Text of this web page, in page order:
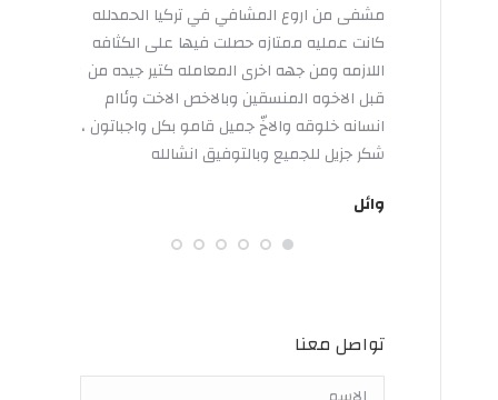
مشفى من اروع المشافي في تركيا الحمدلله
كانت عمليه ممتازه حصلت فيها على الكثافه
اللازمه ومن جهه اخرى المعامله كتير جيده من
قبل الاخوه المنسقين وبالاخص الاخت وئاام
انسانه خلوقه والاخّ جميل قامو بكل واجباتون ،
شكر جزيل للجميع وبالتوفيق انشالله
وائل
تواصل معنا